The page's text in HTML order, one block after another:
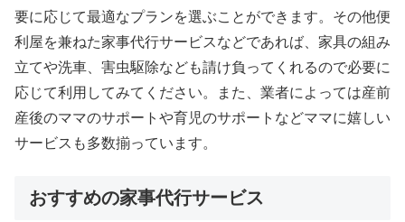
要に応じて最適なプランを選ぶことができます。その他便
利屋を兼ねた家事代行サービスなどであれば、家具の組み
立てや洗車、害虫駆除なども請け負ってくれるので必要に
応じて利用してみてください。また、業者によっては産前
産後のママのサポートや育児のサポートなどママに嬉しい
サービスも多数揃っています。
おすすめの家事代行サービス